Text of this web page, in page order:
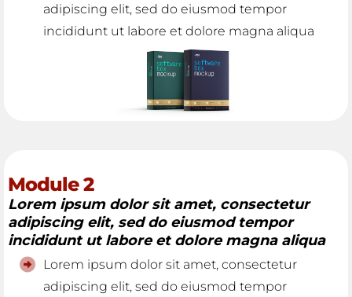
adipiscing elit, sed do eiusmod tempor
incididunt ut labore et dolore magna aliqua
Module 2
Lorem ipsum dolor sit amet, consectetur
adipiscing elit, sed do eiusmod tempor
incididunt ut labore et dolore magna aliqua
Lorem ipsum dolor sit amet, consectetur
adipiscing elit, sed do eiusmod tempor